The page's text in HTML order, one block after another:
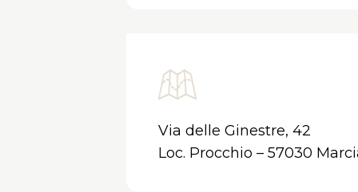
Via delle Ginestre, 42
Loc. Procchio – 57030